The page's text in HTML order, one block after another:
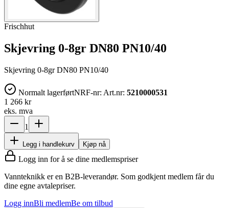
Frischhut
Skjevring 0-8gr DN80 PN10/40
Skjevring 0-8gr DN80 PN10/40
Normalt lagerførtNRF-nr: Art.nr: 5210000531
1 266 kr
eks. mva
1
Legg i handlekurv Kjøp nå
Logg inn for å se dine medlemspriser
Vannteknikk er en B2B-leverandør. Som godkjent medlem får du
dine egne avtalepriser.
Logg innBli medlemBe om tilbud